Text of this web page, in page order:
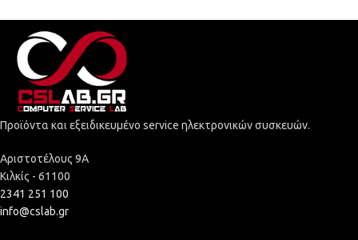
Προϊόντα και εξειδικευμένο service ηλεκτρονικών συσκευών.
Αριστοτέλους 9Α
Κιλκίς - 61100
2341 251 100
info@cslab.gr